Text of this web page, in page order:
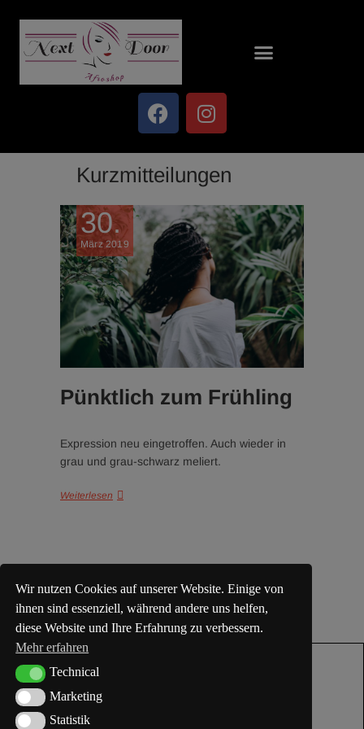
Kurzmitteilungen
30.
März 2019
Pünktlich zum Frühling
Expression neu eingetroffen. Auch wieder in
grau und grau-schwarz meliert.
Weiterlesen
Wir nutzen Cookies auf unserer Website. Einige von
ihnen sind essenziell, während andere uns helfen,
diese Website und Ihre Erfahrung zu verbessern.
Mehr erfahren
TechnicalTechnical
MarketingMarketing
StatistikStatistik